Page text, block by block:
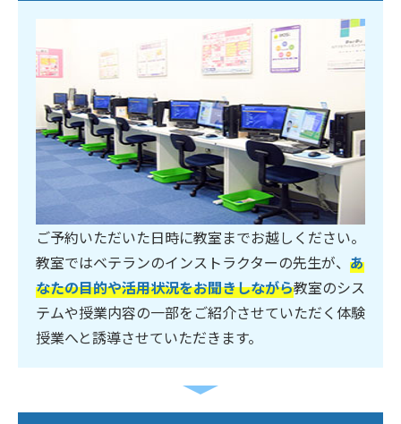
ご予約いただいた日時に教室までお越しください。
教室ではベテランのインストラクターの先生が、 あ
なたの目的や活用状況をお聞きしながら教室のシス
テムや授業内容の一部をご紹介させていただく体験
授業へと誘導させていただきます。